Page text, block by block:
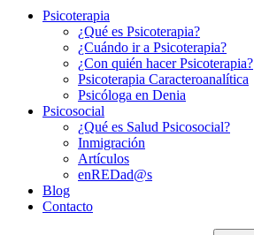
Psicoterapia
¿Qué es Psicoterapia?
¿Cuándo ir a Psicoterapia?
¿Con quién hacer Psicoterapia?
Psicoterapia Caracteroanalítica
Psicóloga en Denia
Psicosocial
¿Qué es Salud Psicosocial?
Inmigración
Artículos
enREDad@s
Blog
Contacto